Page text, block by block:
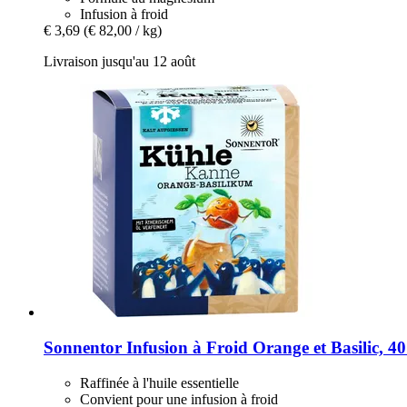
Infusion à froid
€ 3,69 (€ 82,00 / kg)
Livraison jusqu'au 12 août
Sonnentor Infusion à Froid Orange et Basilic,
Raffinée à l'huile essentielle
Convient pour une infusion à froid